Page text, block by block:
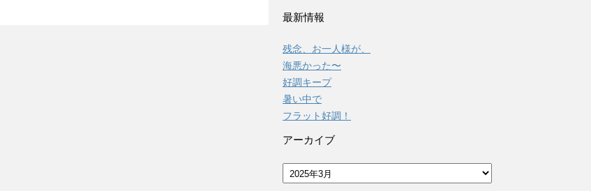
最新情報
残念、お一人様が、
海悪かった〜
好調キープ
暑い中で
フラット好調！
アーカイブ
ア
ー